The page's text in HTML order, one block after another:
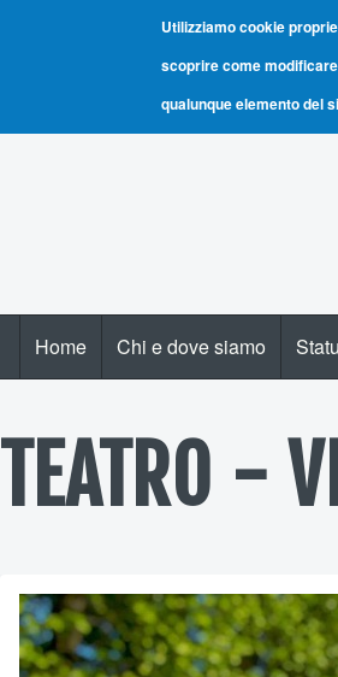
Utilizziamo cookie
scoprire come
qualunque elemento del
Navigazione
Home Chi e dove siamo
TEATRO -